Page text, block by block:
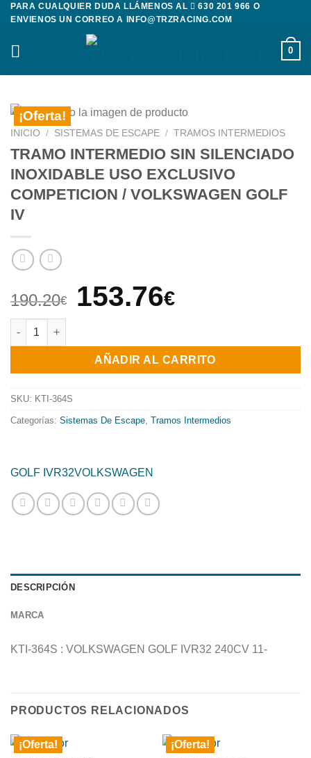
Saltar
contenido
PARA CUALQUIER DUDA LLÁMENOS AL 630 201 966 O
ENVIENOS UN CORREO A
INFO@TRZRACING.COM
0
¡Oferta!
INICIO / SISTEMAS DE ESCAPE / TRAMOS INTERMEDIOS
TRAMO INTERMEDIO SIN SILENCIADO
INOXIDABLE USO EXCLUSIVO
COMPETICION / VOLKSWAGEN GOLF
IV
190.20€
El
original
era:
190.20€.
153.76€El
actual
es:
153.76€.
TRAMO INTERMEDIO SIN SILENCIADO INOXIDABLE USO
AÑADIR AL CARRITO
SKU: KTI-364S
Categorías: Sistemas De Escape Tramos Intermedios
GOLF IVR32VOLKSWAGEN
DESCRIPCIÓN
MARCA
KTI-364S : VOLKSWAGEN GOLF IVR32 240CV 11-
PRODUCTOS RELACIONADOS
¡Oferta! ¡Oferta!